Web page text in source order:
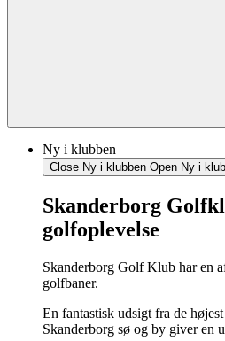
Ny i klubben
Close Ny i klubben Open Ny i
Skanderborg
golfoplevelse
Skanderborg Golf Klub har en
golfbaner.
En fantastisk udsigt fra de
Skanderborg sø og by giver en